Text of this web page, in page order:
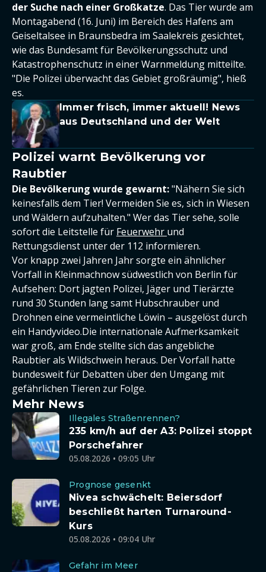
der Suche nach einer Großkatze. Das Tier wurde am
Montagabend (16. Juni) im Bereich des Hafens am
Geiseltalsee in Braunsbedra im Saalekreis gesichtet,
wie das Bundesamt für Bevölkerungsschutz und
Katastrophenschutz in einer Warnmeldung mitteilte.
"Die Polizei überwacht das Gebiet großräumig", hieß
es.
Immer frisch, immer aktuell! News
aus Deutschland und der Welt
Polizei warnt Bevölkerung vor
Raubtier
Die Bevölkerung wurde gewarnt:"Nähern Sie sich
keinesfalls dem Tier! Vermeiden Sie es, sich in Wiesen
und Wäldern aufzuhalten." Wer das Tier sehe, solle
sofort die Leitstelle für Feuerwehr und
Rettungsdienst unter der 112 informieren.
Vor knapp zwei Jahren Jahr sorgte ein ähnlicher
Vorfall in Kleinmachnow südwestlich von Berlin für
Aufsehen: Dort jagten Polizei, Jäger und Tierärzte
rund 30 Stunden lang samt Hubschrauber und
Drohnen eine vermeintliche Löwin – ausgelöst durch
ein Handyvideo.Die internationale Aufmerksamkeit
war groß, am Ende stellte sich das angebliche
Raubtier als Wildschwein heraus. Der Vorfall hatte
bundesweit für Debatten über den Umgang mit
gefährlichen Tieren zur Folge.
Mehr News
Illegales Straßenrennen?
235 km/h auf der A3: Polizei stoppt
Porschefahrer
05.08.2026 • 09:05 Uhr
Prognose gesenkt
Nivea schwächelt: Beiersdorf
beschließt harten Turnaround-
Kurs
05.08.2026 • 09:04 Uhr
Gefahr im Meer